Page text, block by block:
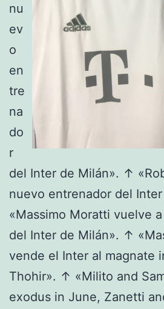
nu
ev
o
en
tre
na
do
r
del Inter de Milán». ↑
nuevo entrenador del
«Massimo Moratti vuelve
del Inter de Milán». ↑
vende el Inter al magnate
Thohir». ↑ «Milito and
exodus in June, Zanetti